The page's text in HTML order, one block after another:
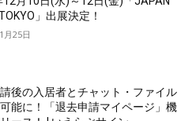
」出展決定！
月25日
後の入居者とチャット・ファイル
能に！「退去申請マイページ」機